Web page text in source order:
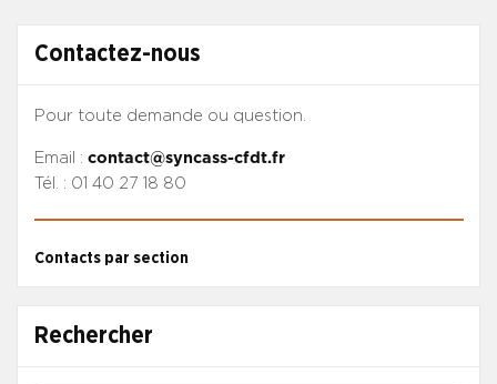
Contactez-nous
Pour toute demande ou question.
Email : contact@syncass-cfdt.fr
Tél. : 01 40 27 18 80
Contacts par section
Rechercher